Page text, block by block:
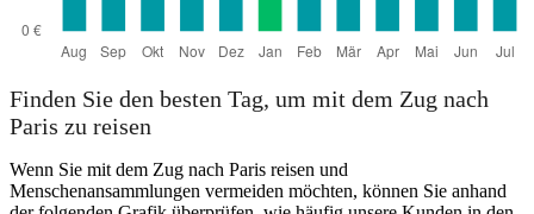
Finden Sie den besten Tag, um mit dem Zug nach
Paris zu reisen
Wenn Sie mit dem Zug nach Paris reisen und
Menschenansammlungen vermeiden möchten, können Sie anhand